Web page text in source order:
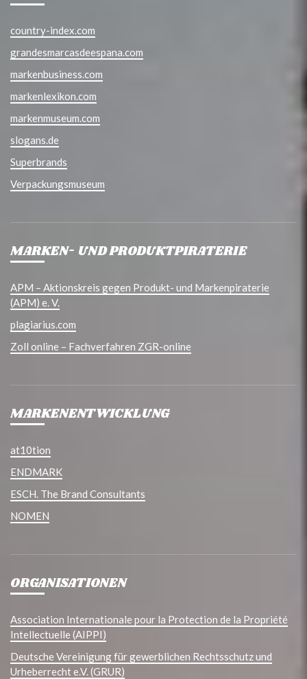
country-index.com
grandesmarcasdeespana.com
markenbusiness.com
markenlexikon.com
markenmuseum.com
slogans.de
Superbrands
Verpackungsmuseum
MARKEN- UND PRODUKTPIRATERIE
APM – Aktionskreis gegen Produkt- und Markenpiraterie
(APM) e. V.
plagiarius.com
Zoll online – Fachverfahren ZGR-online
MARKENENTWICKLUNG
at10tion
ENDMARK
ESCH. The Brand Consultants
NOMEN
ORGANISATIONEN
Association Internationale pour la Protection de la Propriété
Intellectuelle (AIPPI)
Deutsche Vereinigung für gewerblichen Rechtsschutz und
Urheberrecht e.V. (GRUR)